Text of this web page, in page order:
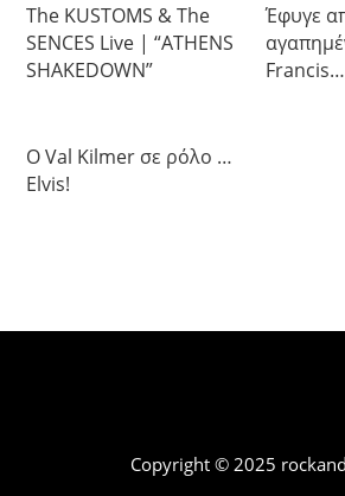
The KUSTOMS & The
SENCES Live | “ATHENS
SHAKEDOWN”
Έφυγε
Francis…
Ο Val Kilmer σε ρόλο …
Elvis!
Copyright © 2025